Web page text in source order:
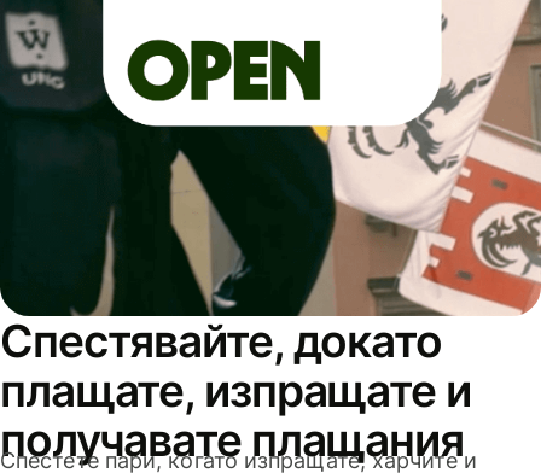
Спестявайте, докато
плащате, изпращате и
получавате плащания
Спестете пари, когато изпращате, харчите и